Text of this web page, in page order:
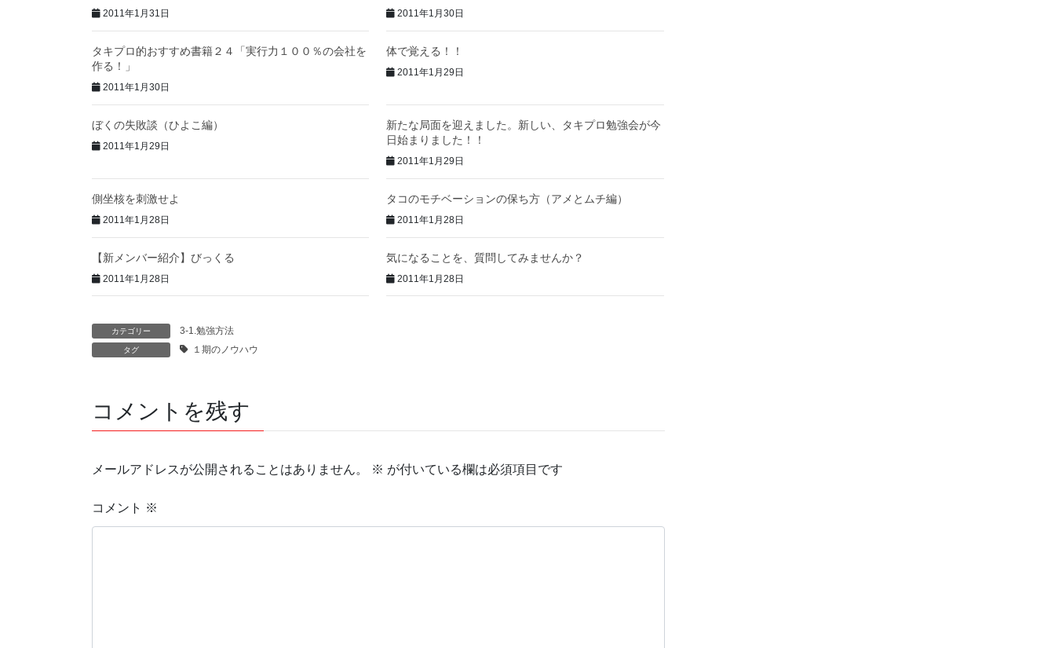
2011年1月31日 2011年1月30日
タキプロ的おすすめ書籍２４「実行力１００％の会社を
作る！」
2011年1月30日
体で覚える！！
2011年1月29日
ぼくの失敗談（ひよこ編）
2011年1月29日
新たな局面を迎えました。新しい、タキプロ勉強会が今
日始まりました！！
2011年1月29日
側坐核を刺激せよ
2011年1月28日
タコのモチベーションの保ち方（アメとムチ編）
2011年1月28日
【新メンバー紹介】びっくる
2011年1月28日
気になることを、質問してみませんか？
2011年1月28日
カテゴリー 3-1.勉強方法
タグ １期のノウハウ
コメントを残す
メールアドレスが公開されることはありません。 ※ が付いている欄は必須項目です
コメント ※